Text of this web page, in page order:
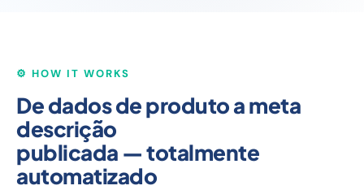
⚙️ HOW IT WORKS
De dados de produto a meta
descrição
publicada — totalmente
automatizado